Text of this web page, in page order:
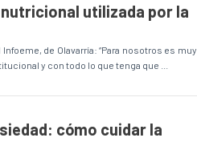
utilizada por la
Infoeme, de Olavarría: “Para nosotros es muy
y con todo lo que tenga que ...
cómo cuidar la